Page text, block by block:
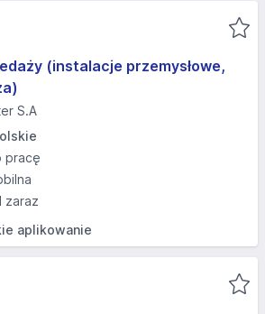
(instalacje przemysłowe,
S.A
pracę
zaraz
aplikowanie